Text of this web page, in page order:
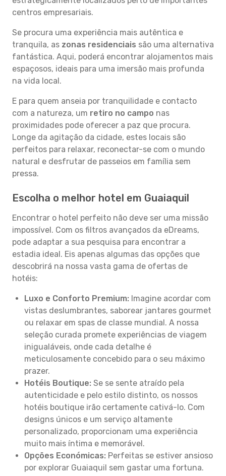
centros empresariais.
Se procura uma experiência mais autêntica e
tranquila, as zonas residenciais são uma alternativa
fantástica. Aqui, poderá encontrar alojamentos mais
espaçosos, ideais para uma imersão mais profunda
na vida local.
E para quem anseia por tranquilidade e contacto
com a natureza, um retiro no campo nas
proximidades pode oferecer a paz que procura.
Longe da agitação da cidade, estes locais são
perfeitos para relaxar, reconectar-se com o mundo
natural e desfrutar de passeios em família sem
pressa.
Escolha o melhor hotel em Guaiaquil
Encontrar o hotel perfeito não deve ser uma missão
impossível. Com os filtros avançados da eDreams,
pode adaptar a sua pesquisa para encontrar a
estadia ideal. Eis apenas algumas das opções que
descobrirá na nossa vasta gama de ofertas de
hotéis:
Luxo e Conforto Premium: Imagine acordar com
vistas deslumbrantes, saborear jantares gourmet
ou relaxar em spas de classe mundial. A nossa
seleção curada promete experiências de viagem
inigualáveis, onde cada detalhe é
meticulosamente concebido para o seu máximo
prazer.
Hotéis Boutique: Se se sente atraído pela
autenticidade e pelo estilo distinto, os nossos
hotéis boutique irão certamente cativá-lo. Com
designs únicos e um serviço altamente
personalizado, proporcionam uma experiência
muito mais íntima e memorável.
Opções Económicas: Perfeitas se estiver ansioso
por explorar Guaiaquil sem gastar uma fortuna.